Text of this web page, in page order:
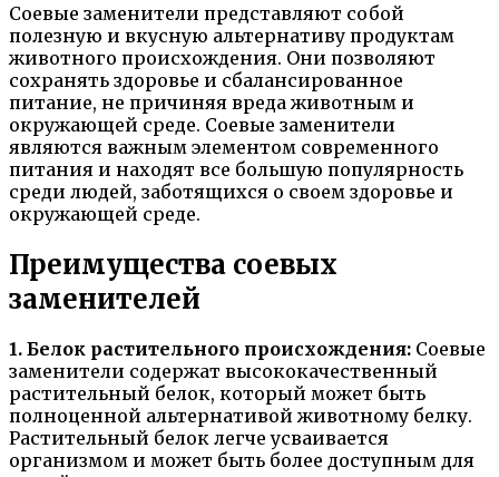
Соевые заменители представляют собой
полезную и вкусную альтернативу продуктам
животного происхождения. Они позволяют
сохранять здоровье и сбалансированное
питание, не причиняя вреда животным и
окружающей среде. Соевые заменители
являются важным элементом современного
питания и находят все большую популярность
среди людей, заботящихся о своем здоровье и
окружающей среде.
Преимущества соевых
заменителей
1. Белок растительного происхождения: Соевые
заменители содержат высококачественный
растительный белок, который может быть
полноценной альтернативой животному белку.
Растительный белок легче усваивается
организмом и может быть более доступным для